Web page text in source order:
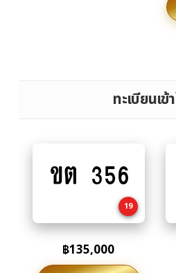
ทะเบียนเข้
to
ขต 356
19
฿135,000